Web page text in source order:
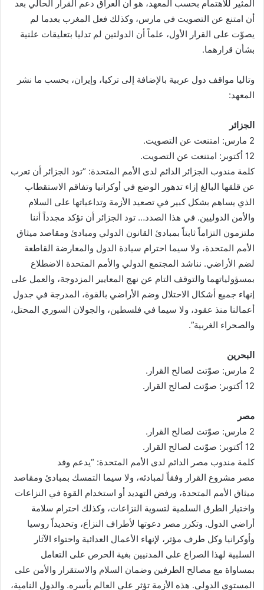
المثير للاهتمام بحسب المعهد، هو أن العراق دعم القرار الحالي بعد
أن امتنع عن التصويت في مارس، وكذلك فعل المغرب بعدما لم
يصوّت على القرار الأول، علماً أن الدولتين لم تدليا بتعليقات علنية
بشأن قرارهما.
وتاليا مواقف دول عربية بالإضافة إلى تركيا، وإيران، بحسب ما نشر
المعهد:
الجزائر
2 مارس: امتنعت عن التصويت.
12 أكتوبر: امتنعت عن التصويت.
كلمة مندوب الجزائر الدائم لدى الأمم المتحدة: “تود الجزائر أن تعرب
عن قلقها البالغ إزاء تدهور الوضع في أوكرانيا وتفاقم الاستقطاب
الذي يساهم بشكل كبير في تصعيد الأزمة وتداعياتها على السلام
والأمن الدوليين. في هذا الصدد… تود الجزائر أن تؤكد مجدداً أننا
ملتزمون التزاماً ثابتاً بمبادئ القانون الدولي ومبادئ ومقاصد ميثاق
الأمم المتحدة، ولا سيما احترام سيادة الدول والمعارضة القاطعة
لضم الأراضي. نناشد المجتمع الدولي والأمم المتحدة الاضطلاع
بمسؤولياتهما والتوقف التام عن نهج المعايير المزدوجة، والعمل على
إنهاء جميع أشكال الاحتلال وضم الأراضي بالقوة، المدرجة في جدول
أعمالنا منذ عقود، ولا سيما في فلسطين، والجولان السوري المحتل،
والصحراء الغربية”.
البحرين
2 مارس: صوّتت لصالح القرار.
12 أكتوبر: صوّتت لصالح القرار.
مصر
2 مارس: صوّتت لصالح القرار.
12 أكتوبر: صوّتت لصالح القرار.
كلمة مندوب مصر الدائم لدى الأمم المتحدة: “يدعم وفد
مصر مشروع القرار وفقاً لمبادئه، ولا سيما التمسك بمبادئ ومقاصد
ميثاق الأمم المتحدة، ورفض التهديد أو استخدام القوة في النزاعات
واختيار الطرق السلمية لتسوية النزاعات، وكذلك احترام سلامة
أراضي الدول. وتكرر مصر دعوتها لأطراف النزاع، وتحديداً روسيا
وأوكرانيا وكل طرف مؤثر، لإنهاء الأعمال العدائية واحتواء الآثار
السلبية لهذا الصراع على المدنيين بغية الحرص على التعامل
بمساواة مع مصالح الطرفين وضمان السلام والاستقرار والأمن على
المستوى الدولي. هذه الأزمة تؤثر على العالم بأسره. والدول النامية،